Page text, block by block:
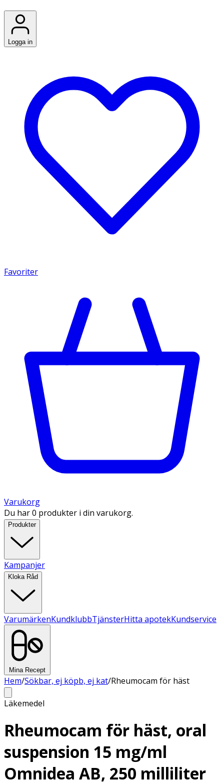
Logga in
Favoriter
Varukorg
Du har 0 produkter i din varukorg.
Produkter
Kampanjer
Kloka Råd
VarumärkenKundklubbTjänsterHitta apotekKundservice
Mina Recept
Hem/Sökbar, ej köpb, ej kat/Rheumocam för häst
Läkemedel
Rheumocam för häst, oral
suspension 15 mg/ml
Omnidea AB, 250 milliliter